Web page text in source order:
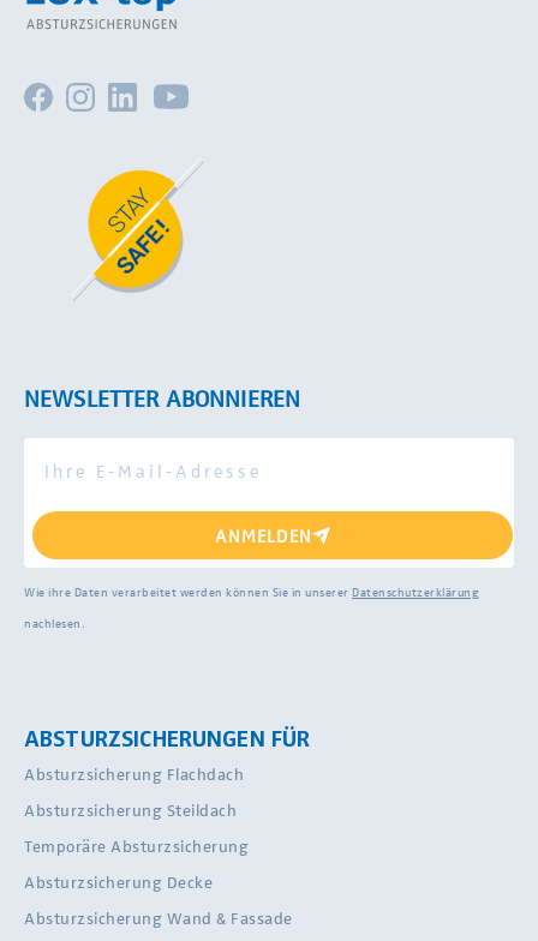
NEWSLETTER ABONNIEREN
ANMELDEN
Wie ihre Daten verarbeitet werden können Sie in unserer Datenschutzerklärung
nachlesen.
ABSTURZSICHERUNGEN FÜR
Absturzsicherung Flachdach
Absturzsicherung Steildach
Temporäre Absturzsicherung
Absturzsicherung Decke
Absturzsicherung Wand & Fassade